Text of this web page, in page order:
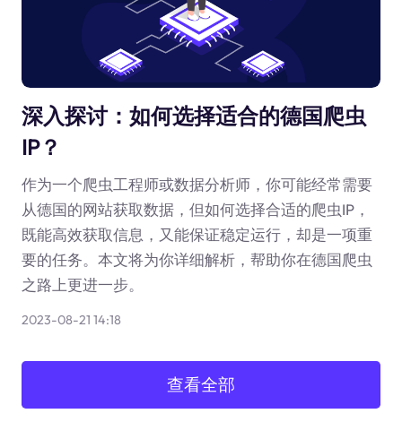
深入探讨：如何选择适合的德国爬虫
IP？
作为一个爬虫工程师或数据分析师，你可能经常需要
从德国的网站获取数据，但如何选择合适的爬虫IP，
既能高效获取信息，又能保证稳定运行，却是一项重
要的任务。本文将为你详细解析，帮助你在德国爬虫
之路上更进一步。
2023-08-21 14:18
查看全部